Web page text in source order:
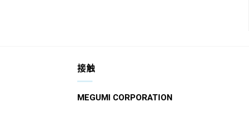
接触
MEGUMI CORPORATION